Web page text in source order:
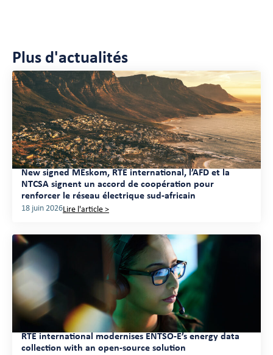
Plus d'actualités
New signed MEskom, RTE international, l’AFD et la
NTCSA signent un accord de coopération pour
renforcer le réseau électrique sud-africain
18 juin 2026Lire l'article >
RTE international modernises ENTSO-E’s energy data
collection with an open-source solution